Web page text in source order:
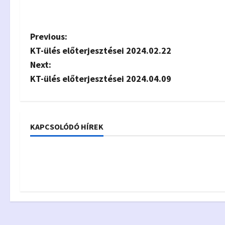
P
o
s
n
Previous:
KT-ülés előterjesztései 2024.02.22
Next:
KT-ülés előterjesztései 2024.04.09
KAPCSOLÓDÓ HÍREK